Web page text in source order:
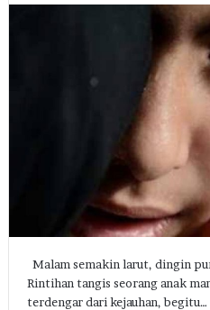
Malam semakin larut, dingin
Rintihan tangis seorang anak
terdengar dari kejauhan, begitu…